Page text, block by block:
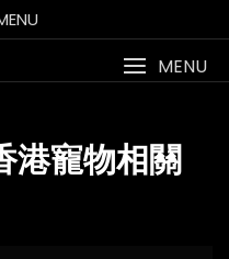
MENU
港寵物相關